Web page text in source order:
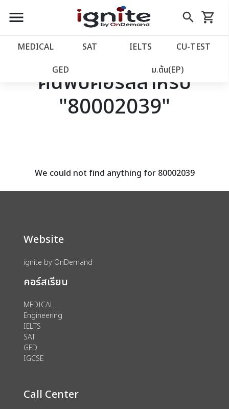
close
account_balance หน้าแรก
เว็บไซต์อิกไนท์
โปรโมชั่น
assignment ลงทะเบียน
menu search
Skip
to
shopping_cart
รถเข็น
MEDICAL SAT IELTS CU‑TEST
GED ม.ต้น(EP)
ค้นพบคอร์สสำหรับ
"80002039"
We could not find anything for 80002039
Website
ignite by OnDemand
คอร์สเรียน
MEDICAL
Engineering
IELTS
SAT
GED
IGCSE
Call Center